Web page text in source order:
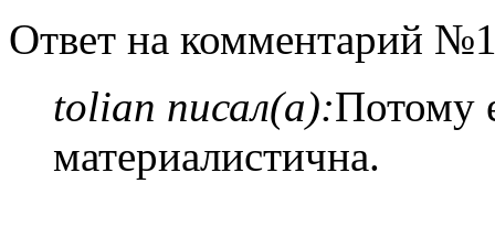
Ответ на комментарий
tolian писал(а):Потому
материалистична.